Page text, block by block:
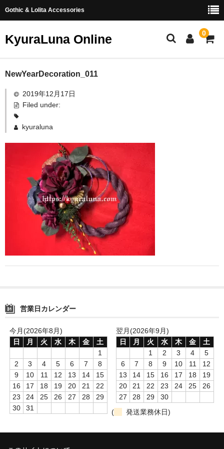
Gothic & Lolita Accessories
KyuraLuna Online 0
ホーム
新商品
ヘアアクセサリー
イヤリング・ピアス
つまみ細工
お問い合わせ
NewYearDecoration_011
2019年12月17日
Filed under:
kyuraluna
営業日カレンダー
今月(2026年8月)
日
月 火 水 木 金
土
1
2
3 4 5 6 7
8
9
10 11 12 13 14
15
16
17 18 19 20 21
22
23
24 25 26 27 28
29
30
31
翌月(2026年9月)
日
月 火 水 木 金
土
1
2 3 4
5
6
7 8 9 10 11
12
13
14 15 16 17 18
19
20
21 22 23 24 25
26
27
28 29
30
(
発送業務休日)